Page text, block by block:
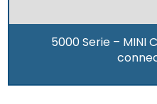
5000 Serie –